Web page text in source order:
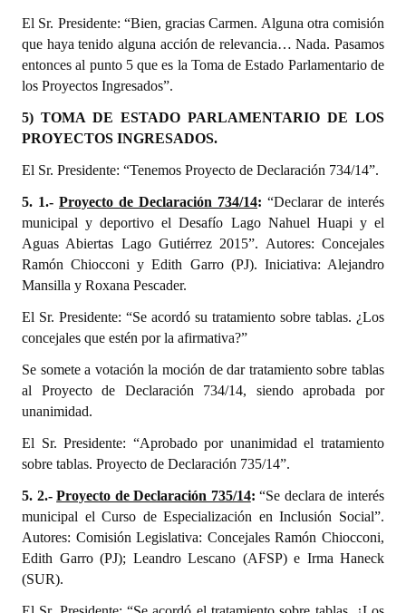
El Sr. Presidente: “Bien, gracias Carmen. Alguna otra comisión
que haya tenido alguna acción de relevancia… Nada. Pasamos
entonces al punto 5 que es la Toma de Estado Parlamentario de
los Proyectos Ingresados”.
5) TOMA DE ESTADO PARLAMENTARIO DE LOS
PROYECTOS INGRESADOS.
El Sr. Presidente: “Tenemos Proyecto de Declaración 734/14”.
5. 1.- Proyecto de Declaración 734/14: “Declarar de interés
municipal y deportivo el Desafío Lago Nahuel Huapi y el
Aguas Abiertas Lago Gutiérrez 2015”. Autores: Concejales
Ramón Chiocconi y Edith Garro (PJ). Iniciativa: Alejandro
Mansilla y Roxana Pescader.
El Sr. Presidente: “Se acordó su tratamiento sobre tablas. ¿Los
concejales que estén por la afirmativa?”
Se somete a votación la moción de dar tratamiento sobre tablas
al Proyecto de Declaración 734/14, siendo aprobada por
unanimidad.
El Sr. Presidente: “Aprobado por unanimidad el tratamiento
sobre tablas. Proyecto de Declaración 735/14”.
5. 2.-Proyecto de Declaración 735/14: “Se declara de interés
municipal el Curso de Especialización en Inclusión Social”.
Autores: Comisión Legislativa: Concejales Ramón Chiocconi,
Edith Garro (PJ); Leandro Lescano (AFSP) e Irma Haneck
(SUR).